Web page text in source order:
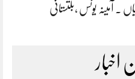
. آمینہ یونس ،بلتستانی
اخبار